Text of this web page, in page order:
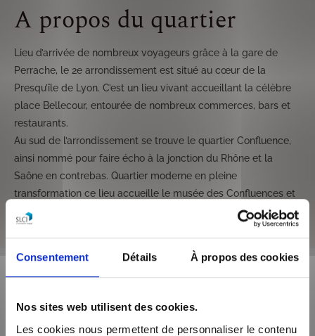
Consentement Détails À propos des cookies
Nos sites web utilisent des cookies.
Les cookies nous permettent de personnaliser le contenu
A propos du quartier
Lieu d’arrivée de nombreux voyageurs grâce à la gare de
Perrache, le 2e arrondissement est situé au cœur de la
Presqu’île de Lyon. C’est un lieu vivant accueillant la célèbre
place Bellecour, entourée de nombreux commerces, bars et
restaurants.
Au sud de l’arrondissement se trouve le quartier Confluence,
ainsi nommé pour faire écho à la jonction du Rhône et la
Saône en contrebas. Quartier moderne en pleine
transformation ce lieu accueille le musée des Confluences et
le centre commercial confluence.
Description de l'offre
immobilière